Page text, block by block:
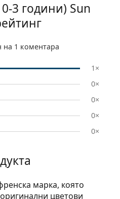
3 години) Sun
на 1 коментара
1×
0×
0×
0×
0×
марка, която
цветови